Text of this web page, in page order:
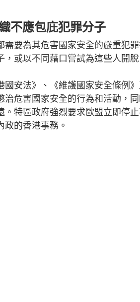
不應包庇犯罪分子
要為其危害國家安全的嚴重犯
或以不同藉口嘗試為這些人開
安法》、《維護國家安全條例
治危害國家安全的行為和活動，
特區政府強烈要求歐盟立即停
的香港事務。